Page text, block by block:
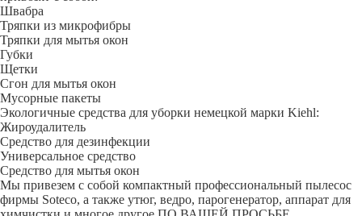
Швабра
Тряпки из микрофибры
Тряпки для мытья окон
Губки
Щетки
Сгон для мытья окон
Мусорные пакеты
Экологичные средства для уборки немецкой марки Kiehl:
Жироудалитель
Средство для дезинфекции
Универсальное средство
Средство для мытья окон
Мы привезем с собой компактный профессиональный пылесос
фирмы Soteco, а также утюг, ведро, парогенератор, аппарат для